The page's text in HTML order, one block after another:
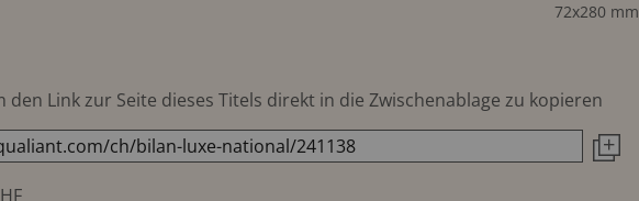
72x280 mm
Link zur Seite dieses Titels direkt in die Zwischenablage zu kopieren